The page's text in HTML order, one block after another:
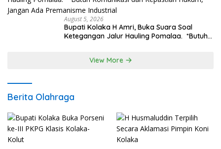
August 5, 2026
Bupati Kolaka H Amri, Buka Suara Soal
Ketegangan Jalur Hauling Pomalaa. *Butuh
View More
Berita Olahraga